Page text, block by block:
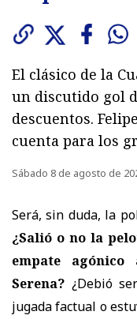
El clásico de la
un discutido gol
descuentos.
cuenta para los
Sábado 8 de agosto de
Será, sin duda, la
¿Salió o no la
empate
Serena? ¿Debió
jugada factual o